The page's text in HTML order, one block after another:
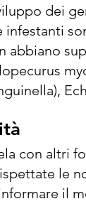
dei
infestanti
abbiano
(da
hirsuta
spp.
con altri
le
il